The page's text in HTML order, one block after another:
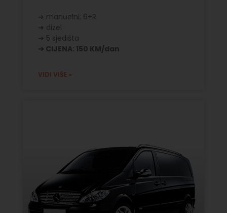
➔ manuelni; 6+R
➔ dizel
➔ 5 sjedišta
➔ CIJENA: 150 KM/dan
VIDI VIŠE »